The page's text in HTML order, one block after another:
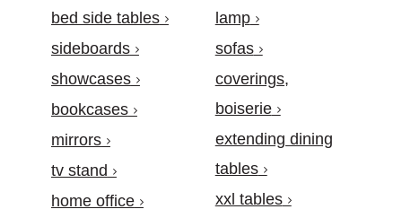
bed side tables
sideboards
showcases
bookcases
mirrors
tv stand
home office
lamp
sofas
coverings,
boiserie
extending dining
tables
xxl tables